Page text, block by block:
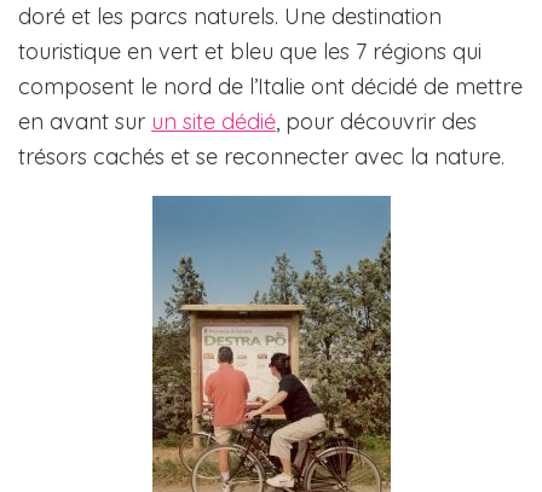
doré et les parcs naturels. Une destination
touristique en vert et bleu que les 7 régions qui
composent le nord de l’Italie ont décidé de mettre
en avant sur un site dédié, pour découvrir des
trésors cachés et se reconnecter avec la nature.